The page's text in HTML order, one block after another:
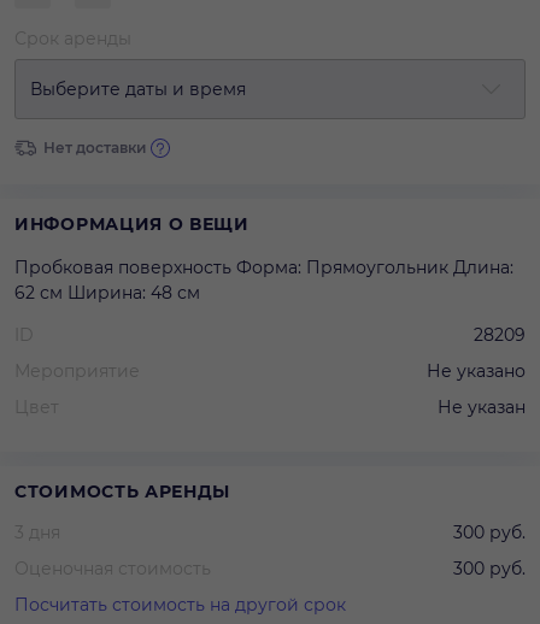
Срок аренды
Выберите даты и время
Нет доставки
ИНФОРМАЦИЯ О ВЕЩИ
Пробковая поверхность Форма: Прямоугольник Длина:
62 см Ширина: 48 см
ID
28209
Мероприятие
Не указано
Цвет
Не указан
СТОИМОСТЬ АРЕНДЫ
3 дня
300 руб.
Оценочная стоимость
300 руб.
Посчитать стоимость на другой срок